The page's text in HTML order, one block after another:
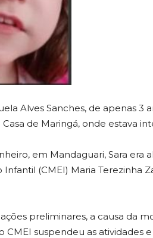
Alves Sanches, de apenas 3
Casa de Maringá, onde estava
em Mandaguari, Sara era
(CMEI) Maria Terezinha
preliminares, a causa da
CMEI suspendeu as atividades